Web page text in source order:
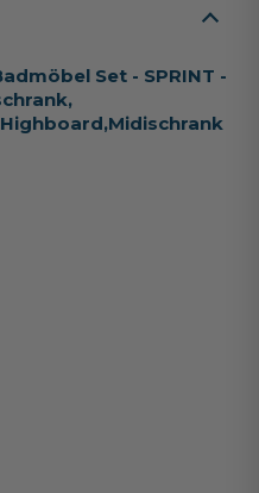
Set - SPRINT -